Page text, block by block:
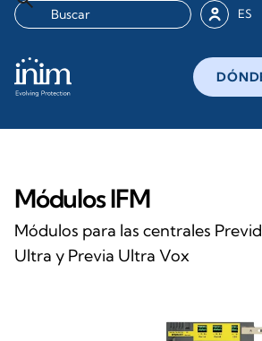
ES
Módulos IFM
Módulos para las centrales
Ultra y Previa Ultra Vox